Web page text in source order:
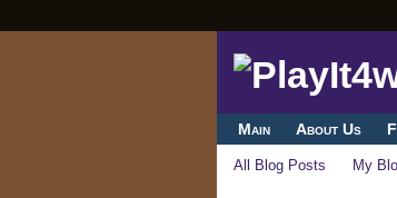
Main About Us
All Blog Posts My